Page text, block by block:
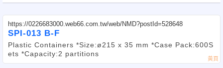
https://0226683000.web66.com.tw/web/NMD?postId=528648
SPI-013 B-F
Plastic Containers *Size:ø215 x 35 mm *Case Pack:600S
ets *Capacity:2 partitions